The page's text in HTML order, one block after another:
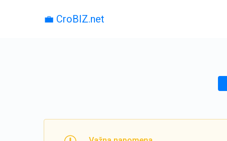
💼 CroBIZ.net